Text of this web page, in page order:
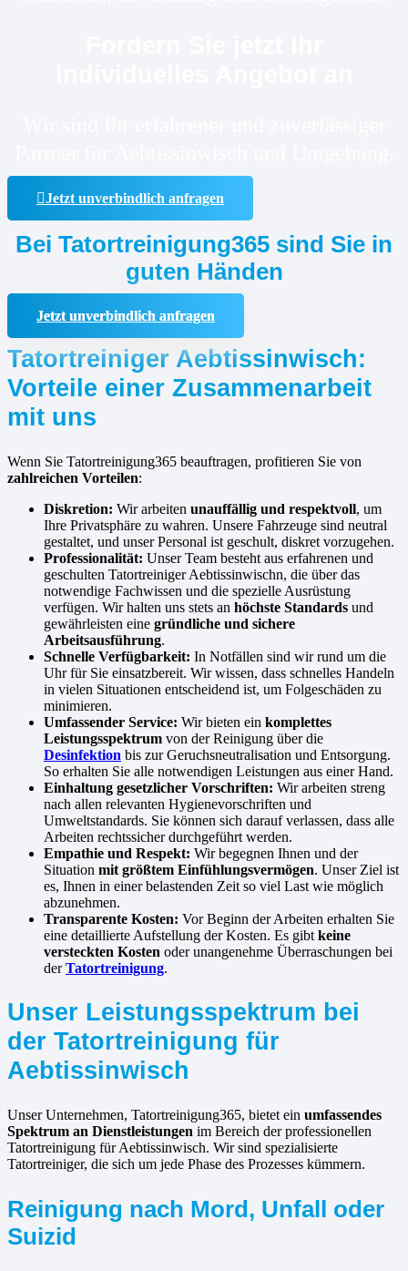
Jetzt unverbindlich anfragen
Bei Tatortreinigung365 sind Sie in
guten Händen
Jetzt unverbindlich anfragen
Tatortreiniger Aebtissinwisch:
Vorteile einer Zusammenarbeit
mit uns
Wenn Sie Tatortreinigung365 beauftragen, profitieren Sie von
zahlreichen Vorteilen:
Diskretion: Wir arbeiten unauffällig und respektvoll, um
Ihre Privatsphäre zu wahren. Unsere Fahrzeuge sind neutral
gestaltet, und unser Personal ist geschult, diskret vorzugehen.
Professionalität: Unser Team besteht aus erfahrenen und
geschulten Tatortreiniger Aebtissinwischn, die über das
notwendige Fachwissen und die spezielle Ausrüstung
verfügen. Wir halten uns stets an höchste Standards und
gewährleisten eine gründliche und sichere
Arbeitsausführung.
Schnelle Verfügbarkeit: In Notfällen sind wir rund um die
Uhr für Sie einsatzbereit. Wir wissen, dass schnelles Handeln
in vielen Situationen entscheidend ist, um Folgeschäden zu
minimieren.
Umfassender Service: Wir bieten ein komplettes
Leistungsspektrum von der Reinigung über die
Desinfektion bis zur Geruchsneutralisation und Entsorgung.
So erhalten Sie alle notwendigen Leistungen aus einer Hand.
Einhaltung gesetzlicher Vorschriften: Wir arbeiten streng
nach allen relevanten Hygienevorschriften und
Umweltstandards. Sie können sich darauf verlassen, dass alle
Arbeiten rechtssicher durchgeführt werden.
Empathie und Respekt: Wir begegnen Ihnen und der
Situation mit größtem Einfühlungsvermögen. Unser Ziel ist
es, Ihnen in einer belastenden Zeit so viel Last wie möglich
abzunehmen.
Transparente Kosten: Vor Beginn der Arbeiten erhalten Sie
eine detaillierte Aufstellung der Kosten. Es gibt keine
versteckten Kosten oder unangenehme Überraschungen bei
derTatortreinigung.
Unser Leistungsspektrum bei
der Tatortreinigung für
Aebtissinwisch
Unser Unternehmen, Tatortreinigung365, bietet ein umfassendes
Spektrum an Dienstleistungen im Bereich der professionellen
Tatortreinigung für Aebtissinwisch. Wir sind spezialisierte
Tatortreiniger, die sich um jede Phase des Prozesses kümmern.
Reinigung nach Mord, Unfall oder
Suizid